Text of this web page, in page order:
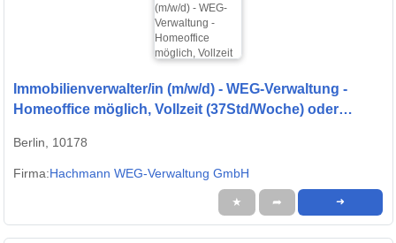
Immobilienverwalter/in (m/w/d) - WEG-Verwaltung -
Homeoffice möglich, Vollzeit (37Std/Woche) oder
Berlin, 10178
Firma:Hachmann WEG-Verwaltung GmbH
★ ➦ ➜